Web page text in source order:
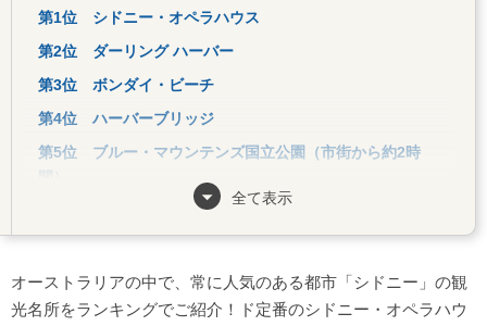
第1位 シドニー・オペラハウス
第2位 ダーリング ハーバー
第3位 ボンダイ・ビーチ
第4位 ハーバーブリッジ
第5位 ブルー・マウンテンズ国立公園（市街から約2時
第6位 タロンガ動物園
第8位 ルナ・パーク・シドニー
第9位 シーライフ・シドニー
全て表示
オーストラリアの中で、常に人気のある都市「シドニー」の観
光名所をランキングでご紹介！ド定番のシドニー・オペラハウ